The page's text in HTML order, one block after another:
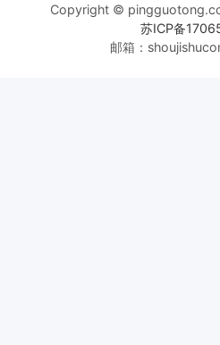
Copyright ©
苏ICP备
邮箱：